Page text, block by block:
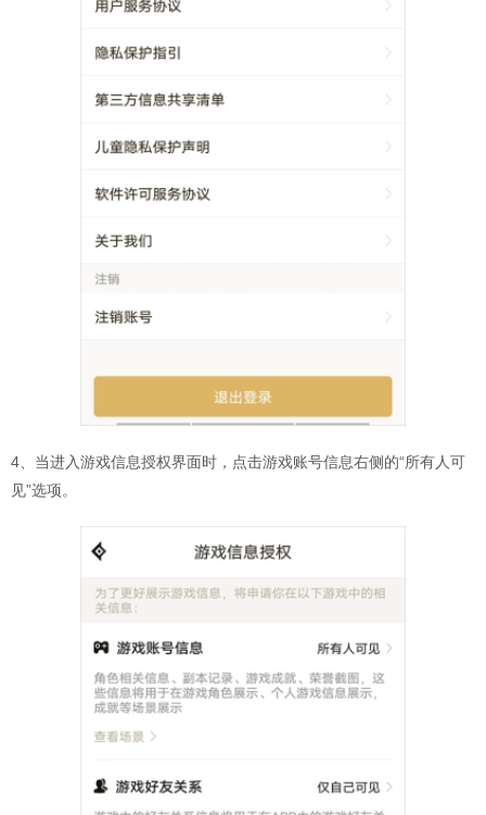
4、当进入游戏信息授权界面时，点击游戏账号信息右侧的“所有人可
见”选项。